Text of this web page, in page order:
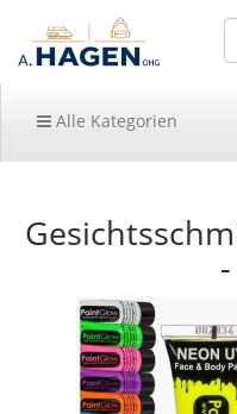
Alle Kategorien